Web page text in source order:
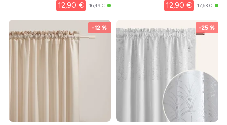
12,90 € 16,49 € 12,90 € 17,63 €
-12 % -25 %